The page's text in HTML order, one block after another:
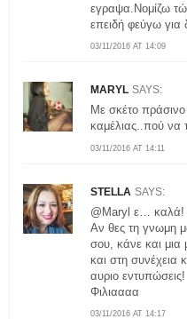
03/11/2016 AT 14:09
εγραψα.Νομίζω
επειδή φεύγω για
MARYL SAYS:
03/11/2016 AT 14:11
Με σκέτο
καμέλιας..πού να
STELLA SAYS:
03/11/2016 AT 14:17
@Maryl ε… καλά!
Αν θες τη γνωμη
σου, κάνε και
και στη
αυριο εντυπώσεις!
Φιλιαααα